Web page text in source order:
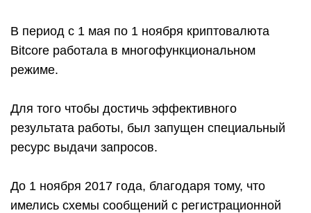
В период с 1 мая по 1 ноября криптовалюта
Bitcore работала в многофункциональном
режиме.
Для того чтобы достичь эффективного
результата работы, был запущен специальный
ресурс выдачи запросов.
До 1 ноября 2017 года, благодаря тому, что
имелись схемы сообщений с регистрационной